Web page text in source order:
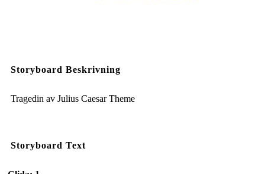
Storyboard Beskrivning
Tragedin av Julius Caesar Theme
Storyboard Text